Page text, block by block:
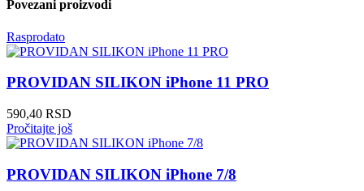
Povezani proizvodi
Rasprodato
PROVIDAN SILIKON iPhone 11 PRO
590,40 RSD
Pročitajte još
PROVIDAN SILIKON iPhone 7/8